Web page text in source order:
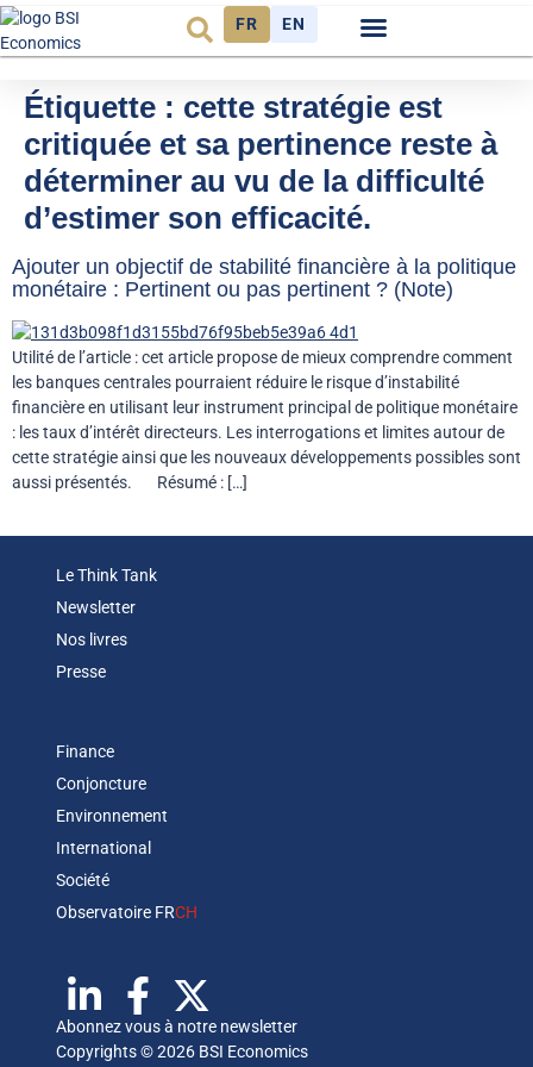
FR EN
Étiquette : cette stratégie est
critiquée et sa pertinence reste à
déterminer au vu de la difficulté
d’estimer son efficacité.
Ajouter un objectif de stabilité financière à la politique
monétaire : Pertinent ou pas pertinent ? (Note)
Utilité de l’article : cet article propose de mieux comprendre comment
les banques centrales pourraient réduire le risque d’instabilité
financière en utilisant leur instrument principal de politique monétaire
: les taux d’intérêt directeurs. Les interrogations et limites autour de
cette stratégie ainsi que les nouveaux développements possibles sont
aussi présentés. Résumé : […]
Le Think Tank
Newsletter
Nos livres
Presse
Finance
Conjoncture
Environnement
International
Société
Observatoire FRCH
Abonnez vous à notre newsletter
Copyrights © 2026 BSI Economics